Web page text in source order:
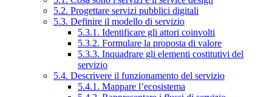
5.2. Progettare servizi pubblici digitali
5.3. Definire il modello di servizio
5.3.1. Identificare gli attori coinvolti
5.3.2. Formulare la proposta di valore
5.3.3. Inquadrare gli elementi costitutivi del
servizio
5.4. Descrivere il funzionamento del servizio
5.4.1. Mappare l’ecosistema